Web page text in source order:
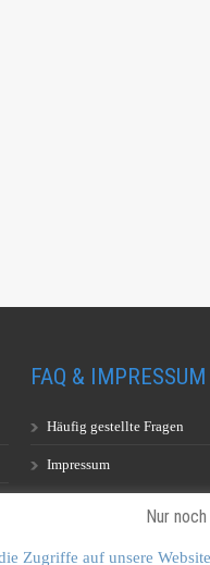
FAQ & IMPRESSUM
Häufig gestellte Fragen
Impressum
Nur
Zugriffe auf unsere